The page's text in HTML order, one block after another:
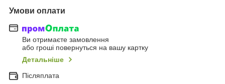
Умови оплати
Ви отримаєте замовлення
або гроші повернуться на вашу картку
Детальніше
Післяплата